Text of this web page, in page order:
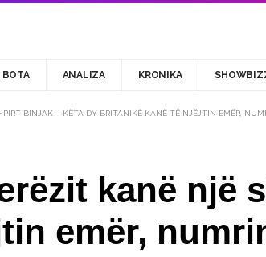
BOTA ANALIZA KRONIKA
BINJAK – KËTA DY BRITANIKË KANË TË NJËJTIN EMËR,
kanë një
emër,